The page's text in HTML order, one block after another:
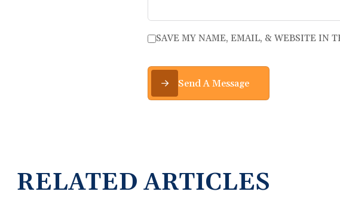
SAVE MY NAME, EMAIL, & WEBSITE IN
Send A Message
RELATED ARTICLES